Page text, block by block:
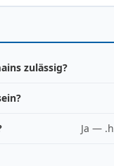
zulässig?
Ja —